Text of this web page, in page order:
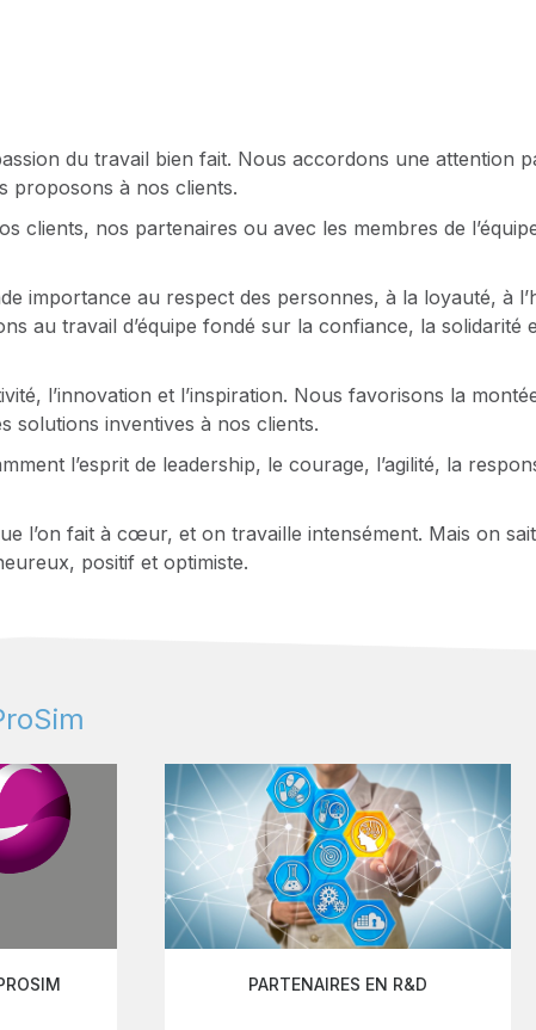
du travail bien fait. Nous accordons une attention
proposons à nos clients.
clients, nos partenaires ou avec les membres de
importance au respect des personnes, à la loyauté, à
au travail d’équipe fondé sur la confiance, la solidarité
l’innovation et l’inspiration. Nous favorisons la
solutions inventives à nos clients.
l’esprit de leadership, le courage, l’agilité, la
l’on fait à cœur, et on travaille intensément. Mais on
positif et optimiste.
PARTENAIRES EN R&D